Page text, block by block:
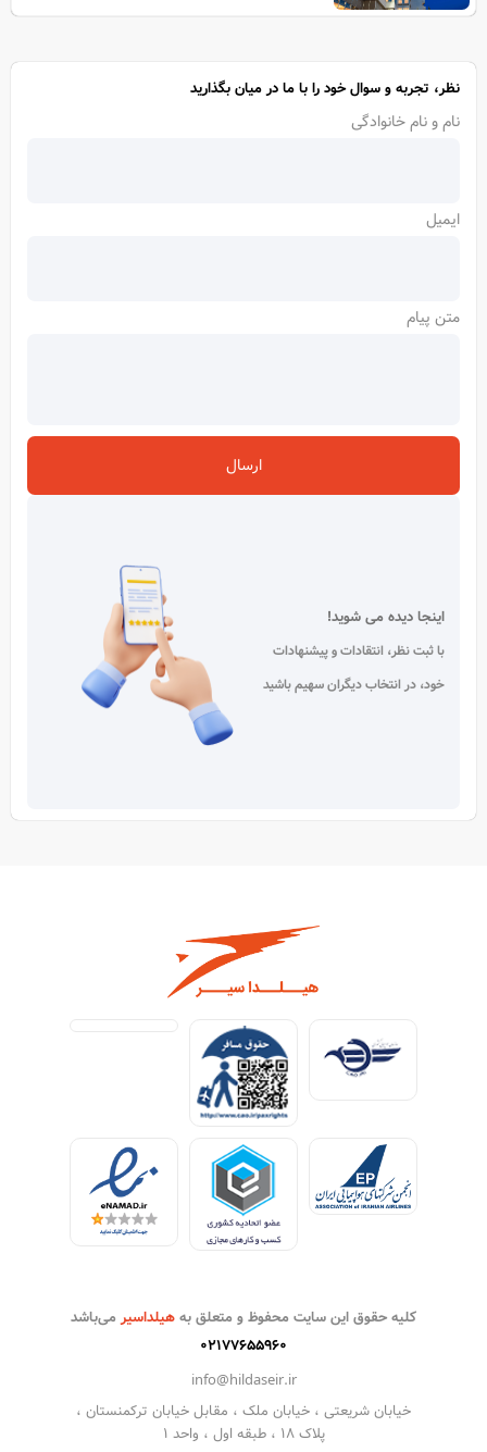
نظر، تجربه و سوال خود را با ما در میان بگذارید
نام و نام خانوادگی
ایمیل
متن پیام
ارسال
اینجا دیده می شوید!
با ثبت نظر، انتقادات و پیشنهادات
خود، در انتخاب دیگران سهیم باشید
کلیه حقوق این سایت محفوظ و متعلق بههیلداسیرمی‌باشد
۰۲۱۷۷۶۵۵۹۶۰
info@hildaseir.ir
خیابان شریعتی ، خیابان ملک ، مقابل خیابان ترکمنستان ،
پلاک ۱۸ ، طبقه اول ، واحد ۱